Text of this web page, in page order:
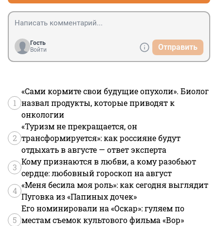
Гость
Войти
Отправить
1
«Сами кормите свои будущие опухоли». Биолог
назвал продукты, которые приводят к
онкологии
2
«Туризм не прекращается, он
трансформируется»: как россияне будут
отдыхать в августе — ответ эксперта
3
Кому признаются в любви, а кому разобьют
сердце: любовный гороскоп на август
4
«Меня бесила моя роль»: как сегодня выглядит
Пуговка из «Папиных дочек»
5
Его номинировали на «Оскар»: гуляем по
местам съемок культового фильма «Вор»